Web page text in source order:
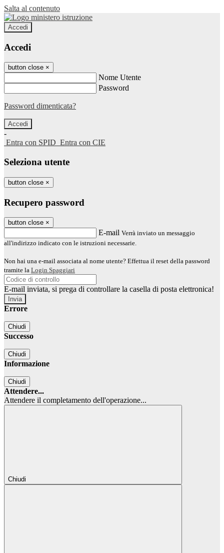
Salta al contenuto
Accedi
Accedi
button close ×
Nome Utente
Password
Password dimenticata?
-
Entra con SPID Entra con CIE
Seleziona utente
button close ×
Recupero password
button close ×
E-mail Verrà inviato un messaggio
all'indirizzo indicato con le istruzioni necessarie.
Non hai una e-mail associata al nome utente? Effettua il reset della password
tramite la Login Spaggiari
E-mail inviata, si prega di controllare la casella di posta elettronica!
Errore
Chiudi
Successo
Chiudi
Informazione
Chiudi
Attendere...
Attendere il completamento dell'operazione...
Chiudi